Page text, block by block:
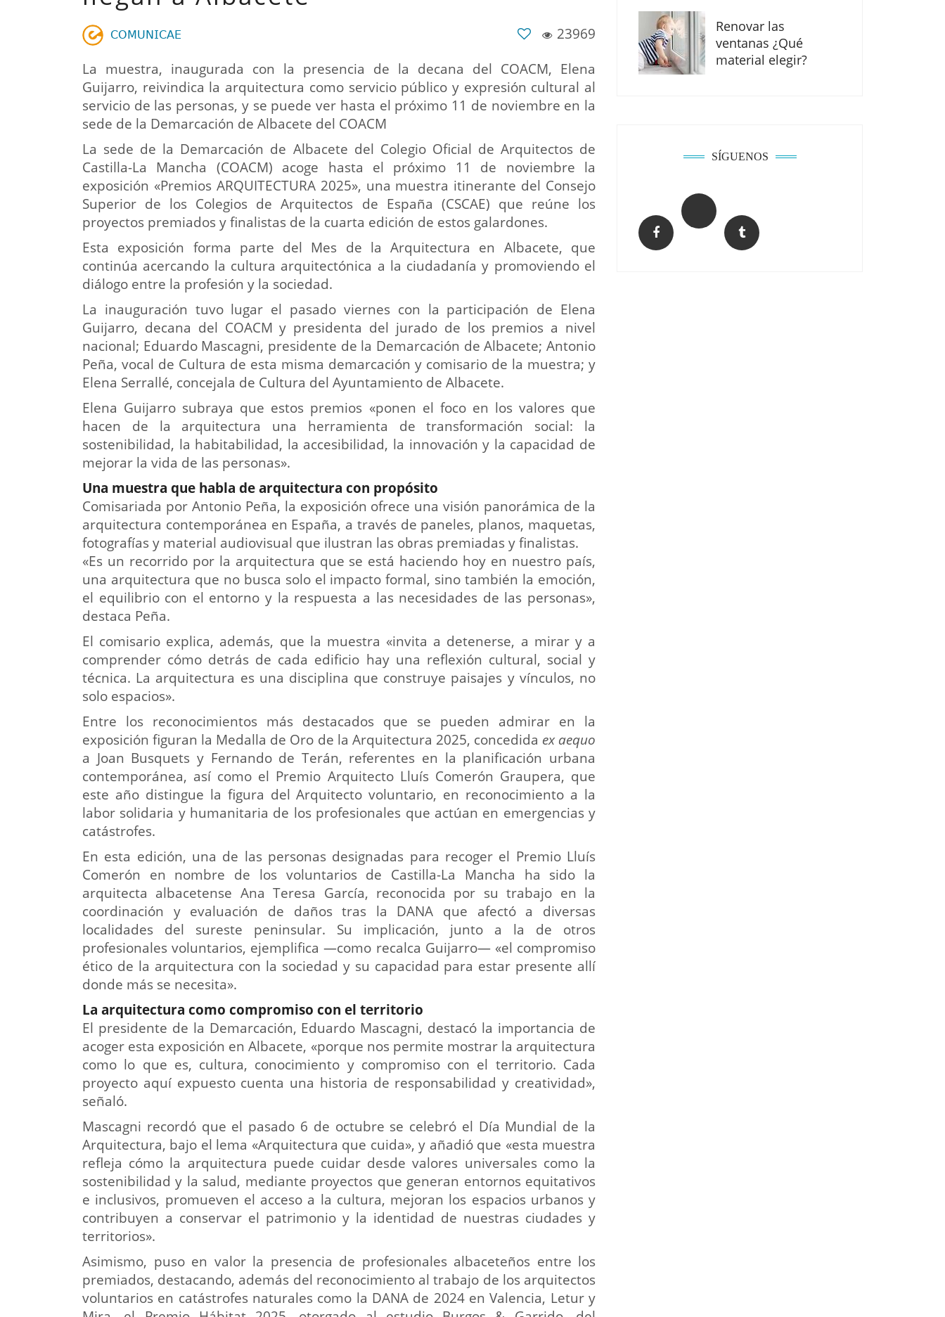
𝖢𝖮𝖬𝖴𝖭𝖨𝖢𝖠𝖤
23969
La muestra, inaugurada con la presencia de la decana del COACM, Elena
Guijarro, reivindica la arquitectura como servicio público y expresión cultural al
servicio de las personas, y se puede ver hasta el próximo 11 de noviembre en la
sede de la Demarcación de Albacete del COACM
La sede de la Demarcación de Albacete del Colegio Oficial de Arquitectos de
Castilla-La Mancha (COACM) acoge hasta el próximo 11 de noviembre la
exposición «Premios ARQUITECTURA 2025», una muestra itinerante del Consejo
Superior de los Colegios de Arquitectos de España (CSCAE) que reúne los
proyectos premiados y finalistas de la cuarta edición de estos galardones.
Esta exposición forma parte del Mes de la Arquitectura en Albacete, que
continúa acercando la cultura arquitectónica a la ciudadanía y promoviendo el
diálogo entre la profesión y la sociedad.
La inauguración tuvo lugar el pasado viernes con la participación de Elena
Guijarro, decana del COACM y presidenta del jurado de los premios a nivel
nacional; Eduardo Mascagni, presidente de la Demarcación de Albacete; Antonio
Peña, vocal de Cultura de esta misma demarcación y comisario de la muestra; y
Elena Serrallé, concejala de Cultura del Ayuntamiento de Albacete.
Elena Guijarro subraya que estos premios «ponen el foco en los valores que
hacen de la arquitectura una herramienta de transformación social: la
sostenibilidad, la habitabilidad, la accesibilidad, la innovación y la capacidad de
mejorar la vida de las personas».
Una muestra que habla de arquitectura con propósito
Comisariada por Antonio Peña, la exposición ofrece una visión panorámica de la
arquitectura contemporánea en España, a través de paneles, planos, maquetas,
fotografías y material audiovisual que ilustran las obras premiadas y finalistas.
«Es un recorrido por la arquitectura que se está haciendo hoy en nuestro país,
una arquitectura que no busca solo el impacto formal, sino también la emoción,
el equilibrio con el entorno y la respuesta a las necesidades de las personas»,
destaca Peña.
El comisario explica, además, que la muestra «invita a detenerse, a mirar y a
comprender cómo detrás de cada edificio hay una reflexión cultural, social y
técnica. La arquitectura es una disciplina que construye paisajes y vínculos, no
solo espacios».
Entre los reconocimientos más destacados que se pueden admirar en la
exposición figuran la Medalla de Oro de la Arquitectura 2025, concedida ex aequo
a Joan Busquets y Fernando de Terán, referentes en la planificación urbana
contemporánea, así como el Premio Arquitecto Lluís Comerón Graupera, que
este año distingue la figura del Arquitecto voluntario, en reconocimiento a la
labor solidaria y humanitaria de los profesionales que actúan en emergencias y
catástrofes.
En esta edición, una de las personas designadas para recoger el Premio Lluís
Comerón en nombre de los voluntarios de Castilla-La Mancha ha sido la
arquitecta albacetense Ana Teresa García, reconocida por su trabajo en la
coordinación y evaluación de daños tras la DANA que afectó a diversas
localidades del sureste peninsular. Su implicación, junto a la de otros
profesionales voluntarios, ejemplifica —como recalca Guijarro— «el compromiso
ético de la arquitectura con la sociedad y su capacidad para estar presente allí
donde más se necesita».
La arquitectura como compromiso con el territorio
El presidente de la Demarcación, Eduardo Mascagni, destacó la importancia de
acoger esta exposición en Albacete, «porque nos permite mostrar la arquitectura
como lo que es, cultura, conocimiento y compromiso con el territorio. Cada
proyecto aquí expuesto cuenta una historia de responsabilidad y creatividad»,
señaló.
Mascagni recordó que el pasado 6 de octubre se celebró el Día Mundial de la
Arquitectura, bajo el lema «Arquitectura que cuida», y añadió que «esta muestra
refleja cómo la arquitectura puede cuidar desde valores universales como la
sostenibilidad y la salud, mediante proyectos que generan entornos equitativos
e inclusivos, promueven el acceso a la cultura, mejoran los espacios urbanos y
contribuyen a conservar el patrimonio y la identidad de nuestras ciudades y
territorios».
Asimismo, puso en valor la presencia de profesionales albaceteños entre los
premiados, destacando, además del reconocimiento al trabajo de los arquitectos
voluntarios en catástrofes naturales como la DANA de 2024 en Valencia, Letur y
Renovar las
ventanas ¿Qué
material elegir?
SÍGUENOS